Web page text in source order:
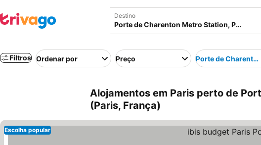
Destino
Filtros Ordenar por Preço Porte de
Alojamentos em Paris perto de
(Paris, França)
Escolha popular